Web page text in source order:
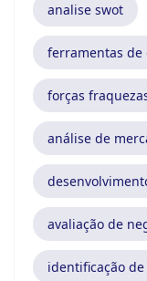
analise swot
ferramentas de
forças
análise de
avaliação de
identificação